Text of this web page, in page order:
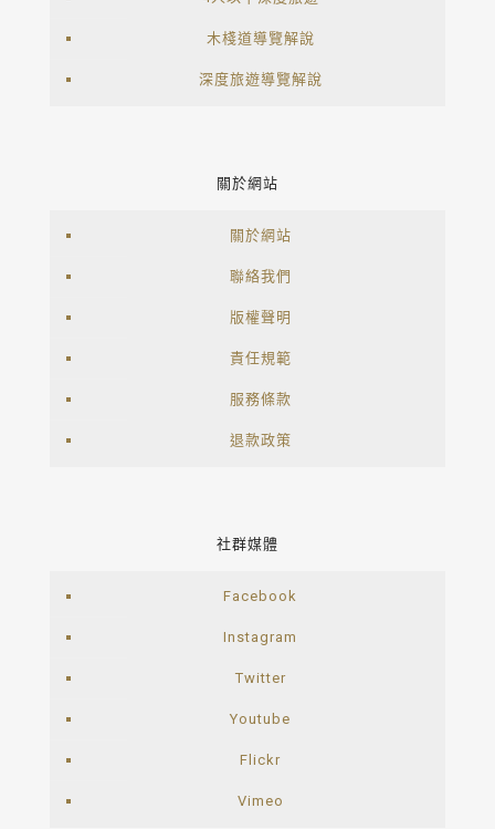
木棧道導覽解說
深度旅遊導覽解說
關於網站
關於網站
聯絡我們
版權聲明
責任規範
服務條款
退款政策
社群媒體
Facebook
Instagram
Twitter
Youtube
Flickr
Vimeo